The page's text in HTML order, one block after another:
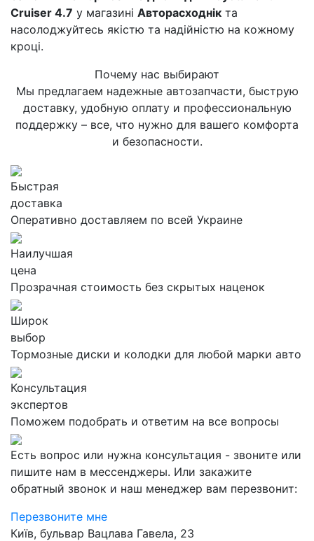
Cruiser 4.7 у магазині Авторасходнік та
насолоджуйтесь якістю та надійністю на кожному
кроці.
Почему нас выбирают
Мы предлагаем надежные автозапчасти, быструю
доставку, удобную оплату и профессиональную
поддержку – все, что нужно для вашего комфорта
и безопасности.
Быстрая
доставка
Оперативно доставляем по всей Украине
Наилучшая
цена
Прозрачная стоимость без скрытых наценок
Широк
выбор
Тормозные диски и колодки для любой марки авто
Консультация
экспертов
Поможем подобрать и ответим на все вопросы
Есть вопрос или нужна консультация - звоните или
пишите нам в мессенджеры. Или закажите
обратный звонок и наш менеджер вам перезвонит:
Перезвоните мне
Київ, бульвар Вацлава Гавела, 23